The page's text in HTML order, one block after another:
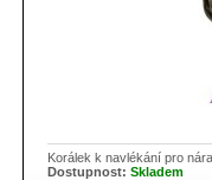
Korálek k navlékání pro
Dostupnost:Skladem